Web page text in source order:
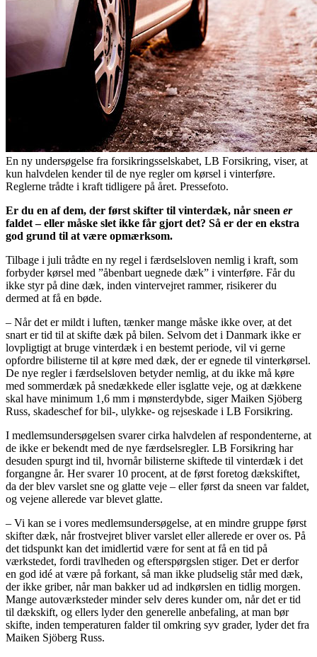
En ny undersøgelse fra forsikringsselskabet, LB Forsikring, viser, at
kun halvdelen kender til de nye regler om kørsel i vinterføre.
Reglerne trådte i kraft tidligere på året. Pressefoto.
Er du en af dem, der først skifter til vinterdæk, når sneen er
faldet – eller måske slet ikke får gjort det? Så er der en ekstra
god grund til at være opmærksom.
Tilbage i juli trådte en ny regel i færdselsloven nemlig i kraft, som
forbyder kørsel med ”åbenbart uegnede dæk” i vinterføre. Får du
ikke styr på dine dæk, inden vintervejret rammer, risikerer du
dermed at få en bøde.
– Når det er mildt i luften, tænker mange måske ikke over, at det
snart er tid til at skifte dæk på bilen. Selvom det i Danmark ikke er
lovpligtigt at bruge vinterdæk i en bestemt periode, vil vi gerne
opfordre bilisterne til at køre med dæk, der er egnede til vinterkørsel.
De nye regler i færdselsloven betyder nemlig, at du ikke må køre
med sommerdæk på snedækkede eller isglatte veje, og at dækkene
skal have minimum 1,6 mm i mønsterdybde, siger Maiken Sjöberg
Russ, skadeschef for bil-, ulykke- og rejseskade i LB Forsikring.
I medlemsundersøgelsen svarer cirka halvdelen af respondenterne, at
de ikke er bekendt med de nye færdselsregler. LB Forsikring har
desuden spurgt ind til, hvornår bilisterne skiftede til vinterdæk i det
forgangne år. Her svarer 10 procent, at de først foretog dækskiftet,
da der blev varslet sne og glatte veje – eller først da sneen var faldet,
og vejene allerede var blevet glatte.
– Vi kan se i vores medlemsundersøgelse, at en mindre gruppe først
skifter dæk, når frostvejret bliver varslet eller allerede er over os. På
det tidspunkt kan det imidlertid være for sent at få en tid på
værkstedet, fordi travlheden og efterspørgslen stiger. Det er derfor
en god idé at være på forkant, så man ikke pludselig står med dæk,
der ikke griber, når man bakker ud ad indkørslen en tidlig morgen.
Mange autoværksteder minder selv deres kunder om, når det er tid
til dækskift, og ellers lyder den generelle anbefaling, at man bør
skifte, inden temperaturen falder til omkring syv grader, lyder det fra
Maiken Sjöberg Russ.